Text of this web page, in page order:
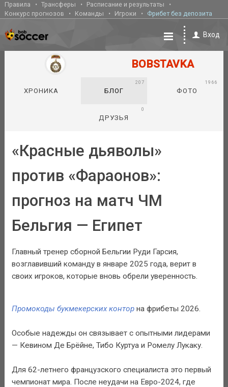
Правила Трансферы
Расписание и результаты
Конкурс прогнозов
Команды Игроки Фрибет без депозита
Вход
BOBSTAVKA
ХРОНИКА БЛОГ
207
ФОТО
1966
ДРУЗЬЯ
0
«Красные дьяволы»
против «Фараонов»:
прогноз на матч ЧМ
Бельгия — Египет
Главный тренер сборной Бельгии Руди Гарсия,
возглавивший команду в январе 2025 года, верит в
своих игроков, которые вновь обрели уверенность.
Промокоды букмекерских конторна фрибеты 2026.
Особые надежды он связывает с опытными лидерами
— Кевином Де Брёйне, Тибо Куртуа и Ромелу Лукаку.
Для 62-летнего французского специалиста это первый
чемпионат мира. После неудачи на Евро-2024, где